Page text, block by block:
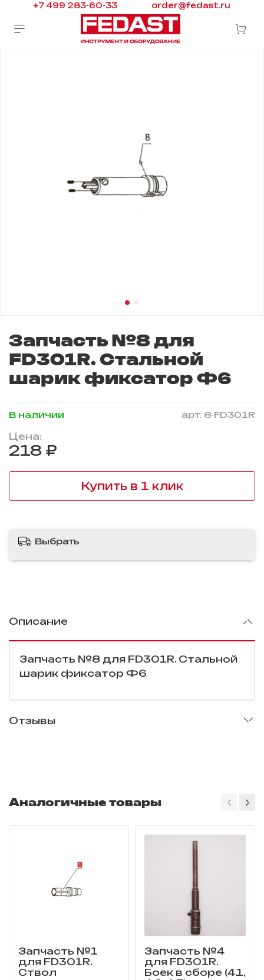
+7 499 283-60-33 order@fedast.ru
арт. 8-FD301R
В наличии
Запчасть №8 для
FD301R. Стальной
шарик фиксатор Ф6
Цена:
218 ₽
Купить в 1 клик
Выбрать
Описание
Запчасть №8 для FD301R. Стальной
шарик фиксатор Ф6
Отзывы
Аналогичные товары
Запчасть №1
для FD301R.
Ствол
Запчасть №4
для FD301R.
Боек в сборе (4.1,